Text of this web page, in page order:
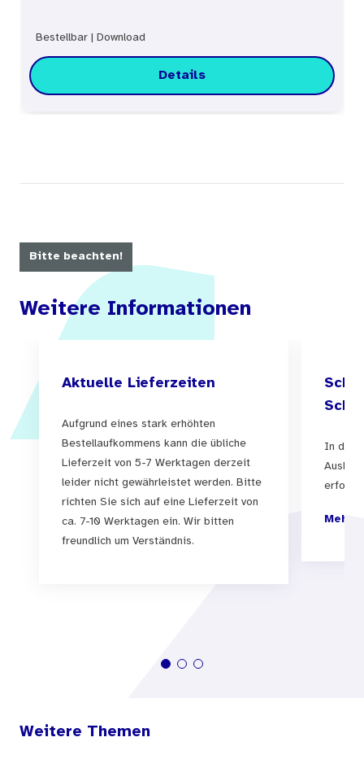
Bestellbar Download
Details
Bitte beachten!
Weitere Informationen
Aktuelle Lieferzeiten
Aufgrund eines stark erhöhten
Bestellaufkommens kann die übliche
Lieferzeit von 5-7 Werktagen derzeit
leider nicht gewährleistet werden. Bitte
richten Sie sich auf eine Lieferzeit von
ca. 7-10 Werktagen ein. Wir bitten
freundlich um Verständnis.
In der
Mehr
Weitere Themen